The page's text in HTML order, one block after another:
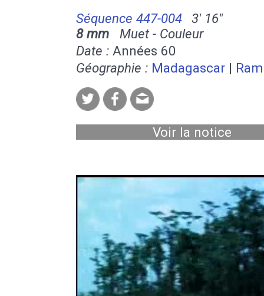
Séquence 447-004
3' 16''
8 mm Muet - Couleur
Date : Années 60
Géographie : Madagascar |
Voir la notice